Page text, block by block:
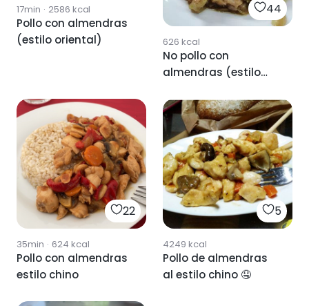
17min · 2586 kcal
Pollo con almendras
(estilo oriental)
44
626 kcal
No pollo con
almendras (estilo
22
35min · 624 kcal
Pollo con almendras
estilo chino
5
4249 kcal
Pollo de almendras
al estilo chino 🤤